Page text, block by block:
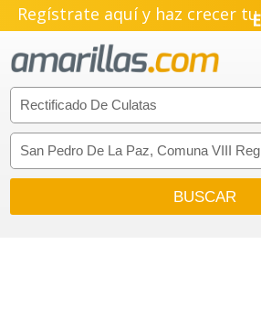
Regístrate aquí y haz crecer tu